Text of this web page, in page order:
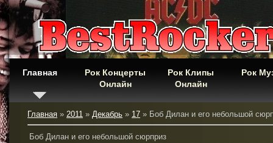
Главная
Рок Концерты
Онлайн
Рок Клипы
Онлайн
Рок
Главная » 2011 » Декабрь » 17 » Боб Дилан и его небольшой
Боб Дилан и его небольшой сюрприз